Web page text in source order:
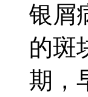
银屑
的斑
期，